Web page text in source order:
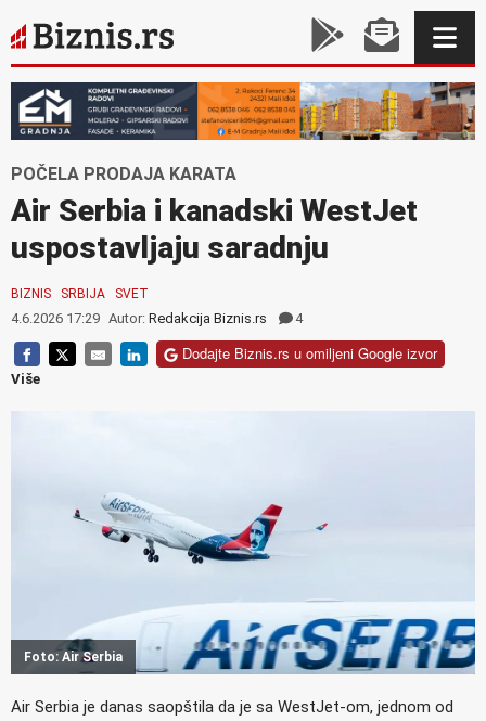
POČELA PRODAJA KARATA
Air Serbia i kanadski WestJet
uspostavljaju saradnju
BIZNIS SRBIJA SVET
4.6.2026 17:29 Autor: Redakcija Biznis.rs 4
Dodajte Biznis.rs u omiljeni Google izvor
Više
Foto: Air Serbia
Air Serbia je danas saopštila da je sa WestJet-om, jednom od